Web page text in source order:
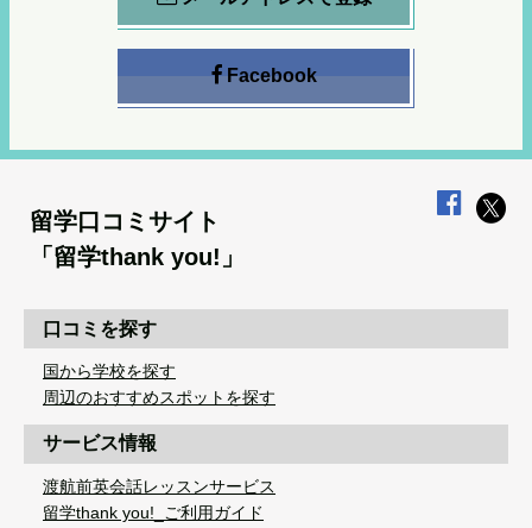
Facebook
留学口コミサイト
「留学thank you!」
口コミを探す
国から学校を探す
周辺のおすすめスポットを探す
サービス情報
渡航前英会話レッスンサービス
留学thank you!_ご利用ガイド